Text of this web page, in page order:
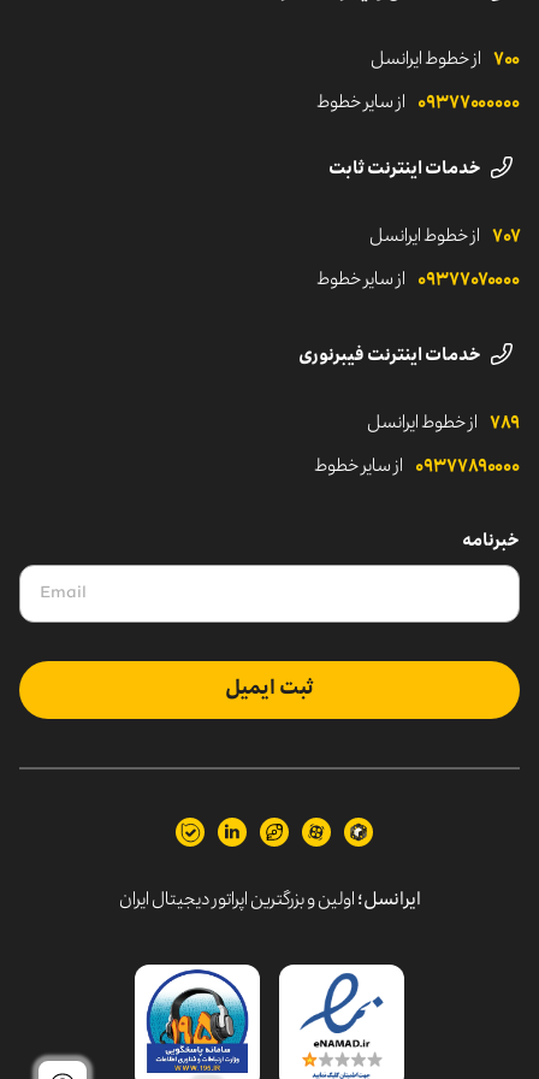
قوانین خدمات پیامک انبوه
شروع مسیر ایرانسلی
مناقصه و اطلاعیه‌ها
لوگوهای ایرانسل
۷۰۰ از خطوط ایرانسل
۰۹۳۷۷۰‌۰۰۰۰۰ از سایر خطوط
خدمات اینترنت ثابت
۷۰۷ از خطوط ایرانسل
۰۹۳۷۷۰۷۰۰۰۰ از سایر خطوط
خدمات اینترنت فیبرنوری
۷۸۹ از خطوط ایرانسل
۰۹۳۷۷۸۹۰۰۰۰ از سایر خطوط
خبرنامه
ثبت ایمیل
ایرانسل؛اولین و بزرگترین اپراتور دیجیتال ایران